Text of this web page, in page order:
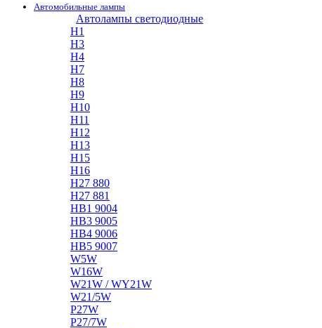
Автомобильные лампы
Автолампы светодиодные
H1
H3
H4
H7
H8
H9
H10
H11
H12
H13
H15
H16
H27 880
H27 881
HB1 9004
HB3 9005
HB4 9006
HB5 9007
W5W
W16W
W21W / WY21W
W21/5W
P27W
P27/7W